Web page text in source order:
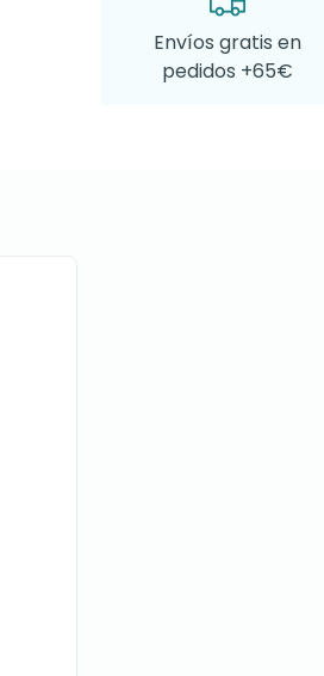
Envíos gratis en
pedidos +65€